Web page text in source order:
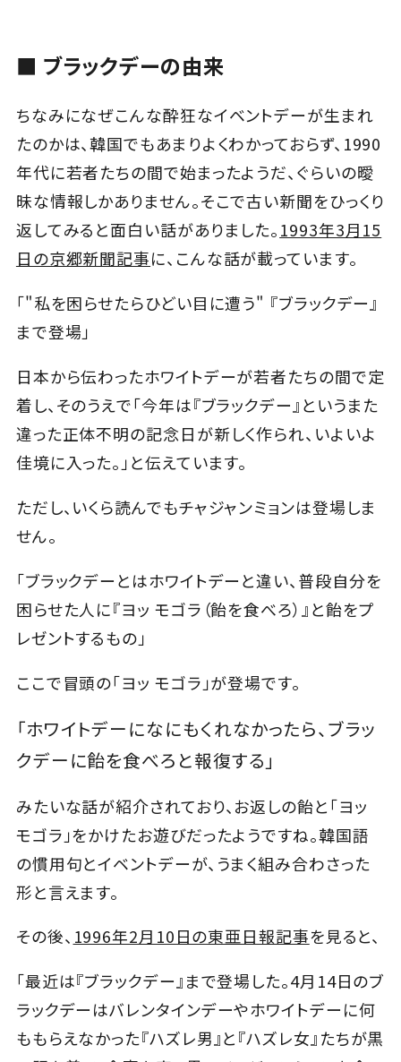
■ ブラックデーの由来
ちなみになぜこんな酔狂なイベントデーが生まれ
たのかは、韓国でもあまりよくわかっておらず、1990
年代に若者たちの間で始まったようだ、ぐらいの曖
昧な情報しかありません。そこで古い新聞をひっくり
返してみると面白い話がありました。1993年3月15
日の京郷新聞記事に、こんな話が載っています。
「"私を困らせたらひどい目に遭う" 『ブラックデー』
まで登場」
日本から伝わったホワイトデーが若者たちの間で定
着し、そのうえで「今年は『ブラックデー』というまた
違った正体不明の記念日が新しく作られ、いよいよ
佳境に入った。」と伝えています。
ただし、いくら読んでもチャジャンミョンは登場しま
せん。
「ブラックデーとはホワイトデーと違い、普段自分を
困らせた人に『ヨッ モゴラ（飴を食べろ）』と飴をプ
レゼントするもの」
ここで冒頭の「ヨッ モゴラ」が登場です。
「ホワイトデーになにもくれなかったら、ブラッ
クデーに飴を食べろと報復する」
みたいな話が紹介されており、お返しの飴と「ヨッ
モゴラ」をかけたお遊びだったようですね。韓国語
の慣用句とイベントデーが、うまく組み合わさった
形と言えます。
その後、 1996年2月10日の東亜日報記事を見ると、
「最近は『ブラックデー』まで登場した。4月14日のブ
ラックデーはバレンタインデーやホワイトデーに何
ももらえなかった『ハズレ男』と『ハズレ女』たちが黒